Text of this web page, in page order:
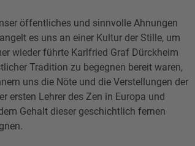
öffentliches und sinnvolle Ahnungen
es uns an einer Kultur der Stille, um
wieder führte Karlfried Graf Dürckheim
Tradition zu begegnen bereit waren,
uns die Nöte und die Verstellungen der
ersten Lehrer des Zen in Europa und
Gehalt dieser geschichtlich fernen